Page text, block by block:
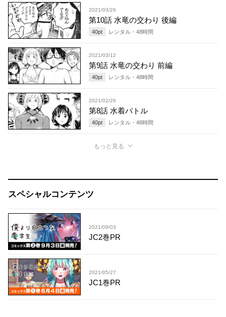
2021/03/26
第10話 水竜の交わり 後編
40pt レンタル・ 48時間
2021/03/12
第9話 水竜の交わり 前編
40pt レンタル・ 48時間
2021/02/26
第8話 水着バトル
40pt レンタル・ 48時間
もっと見る
スペシャルコンテンツ
2021/09/03
JC2巻PR
2021/05/27
JC1巻PR